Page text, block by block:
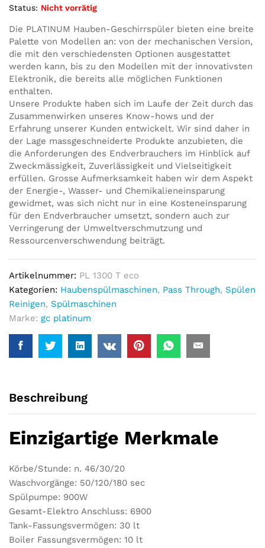
Status: Nicht vorrätig
Die PLATINUM Hauben-Geschirrspüler bieten eine breite
Palette von Modellen an: von der mechanischen Version,
die mit den verschiedensten Optionen ausgestattet
werden kann, bis zu den Modellen mit der innovativsten
Elektronik, die bereits alle möglichen Funktionen
enthalten.
Unsere Produkte haben sich im Laufe der Zeit durch das
Zusammenwirken unseres Know-hows und der
Erfahrung unserer Kunden entwickelt. Wir sind daher in
der Lage massgeschneiderte Produkte anzubieten, die
die Anforderungen des Endverbrauchers im Hinblick auf
Zweckmässigkeit, Zuverlässigkeit und Vielseitigkeit
erfüllen. Grosse Aufmerksamkeit haben wir dem Aspekt
der Energie-, Wasser- und Chemikalieneinsparung
gewidmet, was sich nicht nur in eine Kosteneinsparung
für den Endverbraucher umsetzt, sondern auch zur
Verringerung der Umweltverschmutzung und
Ressourcenverschwendung beiträgt.
Artikelnummer: PL 1300 T eco
Kategorien: Haubenspülmaschinen, Pass Through, Spülen
Reinigen, Spülmaschinen
Marke: gc platinum
Beschreibung
Einzigartige Merkmale
Körbe/Stunde: n. 46/30/20
Waschvorgänge: 50/120/180 sec
Spülpumpe: 900W
Gesamt-Elektro Anschluss: 6900
Tank-Fassungsvermögen: 30 lt
Boiler Fassungsvermögen: 10 lt